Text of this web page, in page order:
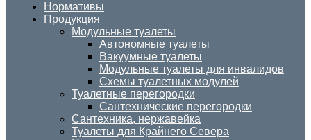
Нормативы
Продукция
Модульные туалеты
Автономные туалеты
Вакуумные туалеты
Модульные туалеты для инвалидов
Схемы туалетных модулей
Туалетные перегородки
Сантехнические перегородки
Сантехника, нержавейка
Туалеты для Крайнего Севера